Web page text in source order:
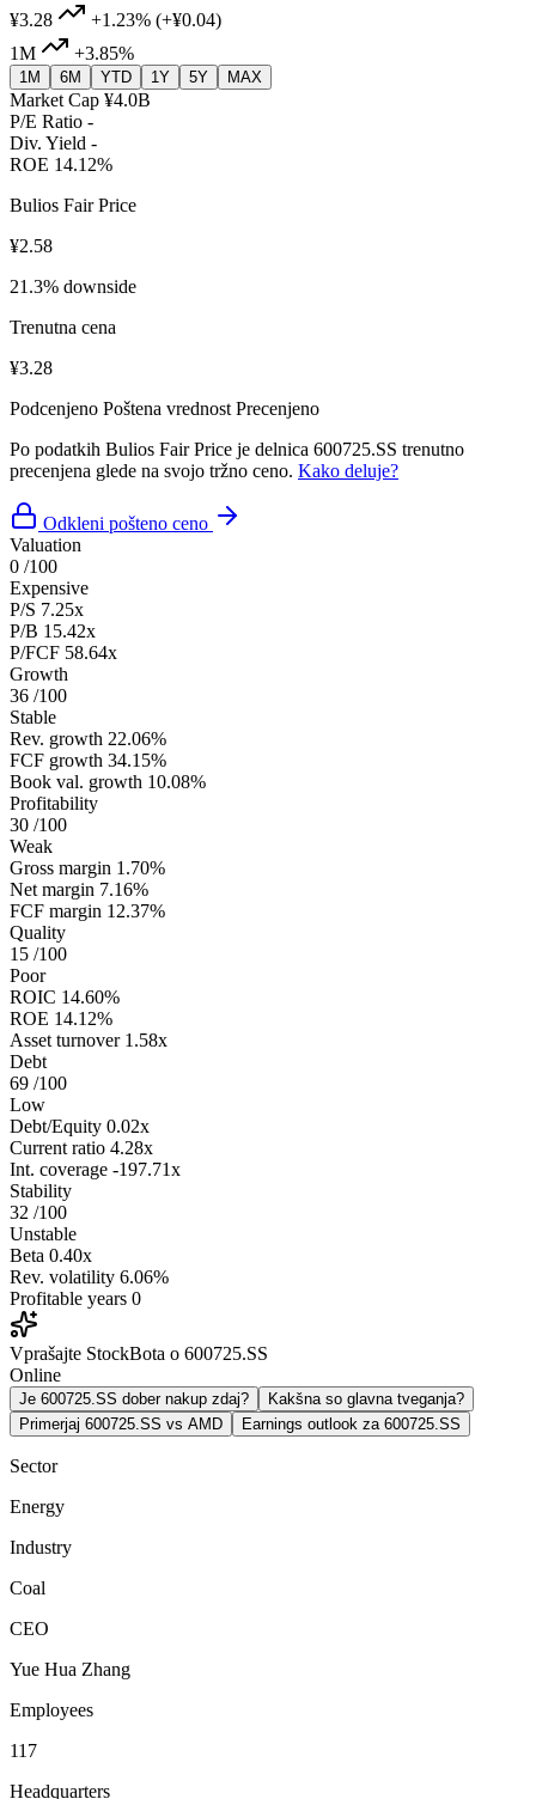
¥3.28 +1.23% (+¥0.04)
1M
+3.85%
1M 6M YTD 1Y 5Y MAX
Market Cap ¥4.0B
P/E Ratio -
Div. Yield -
ROE 14.12%
Bulios Fair Price
¥2.58
21.3% downside
Trenutna cena
¥3.28
Podcenjeno Poštena vrednost Precenjeno
Po podatkih Bulios Fair Price je delnica 600725.SS trenutno
precenjena glede na svojo tržno ceno. Kako deluje?
Odkleni pošteno ceno
Valuation
0 /100
Expensive
P/S 7.25x
P/B 15.42x
P/FCF 58.64x
Growth
36 /100
Stable
Rev. growth 22.06%
FCF growth 34.15%
Book val. growth 10.08%
Profitability
30 /100
Weak
Gross margin 1.70%
Net margin 7.16%
FCF margin 12.37%
Quality
15 /100
Poor
ROIC 14.60%
ROE 14.12%
Asset turnover 1.58x
Debt
69 /100
Low
Debt/Equity 0.02x
Current ratio 4.28x
Int. coverage -197.71x
Stability
32 /100
Unstable
Beta 0.40x
Rev. volatility 6.06%
Profitable years 0
Vprašajte StockBota o 600725.SS
Online
Je 600725.SS dober nakup zdaj?
Kakšna so glavna tveganja?
Primerjaj 600725.SS vs AMD
Earnings outlook za 600725.SS
Sector
Energy
Industry
Coal
CEO
Yue Hua Zhang
Employees
117
Headquarters